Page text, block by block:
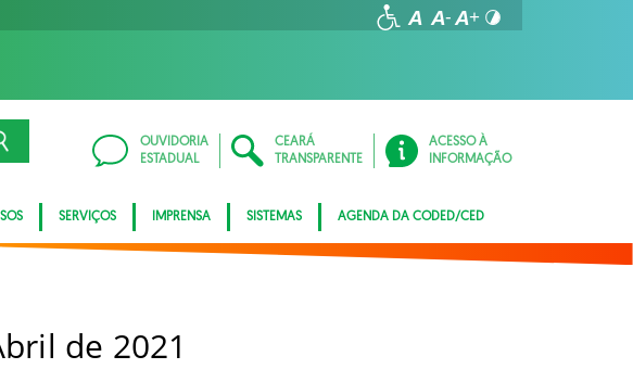
OUVIDORIA
ESTADUAL
CEARÁ
TRANSPARENTE
ACESSO À
INFORMAÇÃO
SERVIÇOS IMPRENSA SISTEMAS AGENDA DA CODED/CED
de 2021